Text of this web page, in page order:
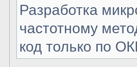
Разработка
частотному
код только по